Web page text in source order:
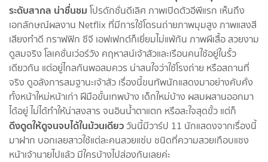
ระดับสากล น่าชื่นชม โปรดักชั่นดีเลิศ ภาพเปิดตัวอีพีแรก เห็นถึง
เอกลักษณ์ผลงาน Netflix ที่มีการใช้โดรนถ่ายภาพมุมสูง ภาพแสงสี
เสียงทำดี กราฟฟิก ซีจี เอฟเฟกต์ก็เยี่ยมไม่แพ้กัน ภาพผีเสื้อ สวยงาม
ดูสมจริง โลเคชั่นเว่อร์วัง คฤหาสน์เจ้าสัวและเรือนคนใช้อยู่ในรั้ว
เดียวกัน แต่อยู่ไกลกันพอสมควร น่าสนใจว่าใช้โรงถ่าย หรือสถานที่
จริง ดูอลังการสมฐานะเจ้าสัว เรื่องนี้ขนทัพนักแสดงมาอย่างคับคั่ง
ทั้งหน้าใหม่หน้าเก่า ฝีมือขั้นเทพบ้าง เด็กใหม่บ้าง ผสมผสานออกมา
ได้อยู่ ไม่ได้ทำให้น่าสงสาร จนอินน้ำตาแตก หรือสะใจสุดขั้ว แต่ก็
ดึงดูดให้ดูจนจบได้ในม้วนเดียววันนี้มีวาร์ป 11 นักแสดงจากเรื่องนี้
มาฝาก บอกเลยสาวใช้แต่ละคนสวยแซ่บ ชนิดที่ความสวยเกือบแซง
หน้าเจ้านายไปแล้ว มีใครบ้างไปส่องกันเลยค่ะ